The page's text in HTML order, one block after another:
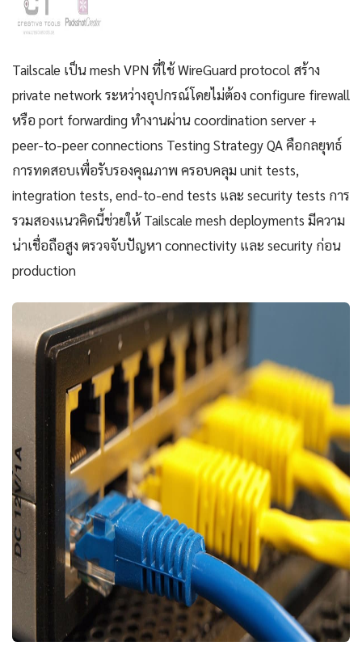
Tailscale เป็น mesh VPN ที่ใช้ WireGuard protocol สร้าง
private network ระหว่างอุปกรณ์โดยไม่ต้อง configure firewall
หรือ port forwarding ทำงานผ่าน coordination server +
peer-to-peer connections Testing Strategy QA คือกลยุทธ์
การทดสอบเพื่อรับรองคุณภาพ ครอบคลุม unit tests,
integration tests, end-to-end tests และ security tests การ
รวมสองแนวคิดนี้ช่วยให้ Tailscale mesh deployments มีความ
น่าเชื่อถือสูง ตรวจจับปัญหา connectivity และ security ก่อน
production